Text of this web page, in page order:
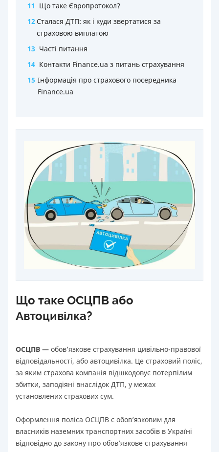
11 Що таке Європротокол?
12Сталася ДТП: як і куди звертатися за
страховою виплатою
13 Часті питання
14 Контакти Finance.ua з питань страхування
15 Інформація про страхового посередника
Finance.ua
Що таке ОСЦПВ або
Автоцивілка?
ОСЦПВ — обов’язкове страхування цивільно-правової
відповідальності, або автоцивілка. Це страховий поліс,
за яким страхова компанія відшкодовує потерпілим
збитки, заподіяні внаслідок ДТП, у межах
установлених страхових сум.
Оформлення поліса ОСЦПВ є обов’язковим для
власників наземних транспортних засобів в Україні
відповідно до закону про обов’язкове страхування